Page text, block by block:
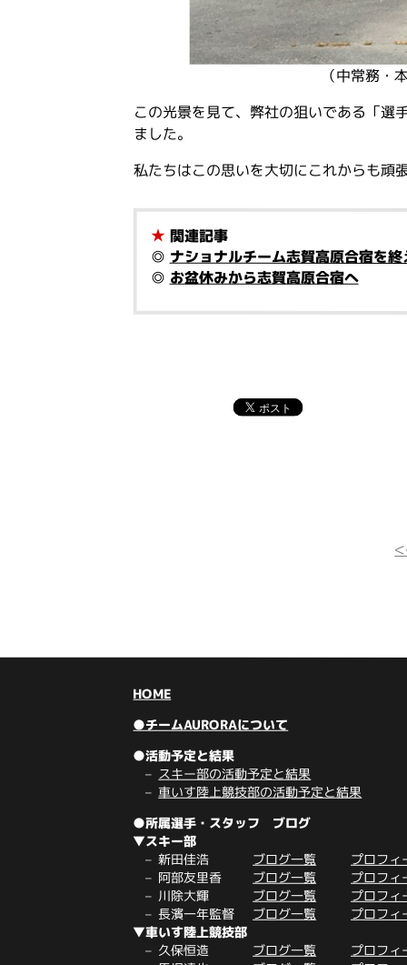
（中常務・
この光景を見て、弊社の狙いである「選
ました。
私たちはこの思いを大切にこれからも頑
★ 関連記事
◎ ナショナルチーム志賀高原合宿を終
◎ お盆休みから志賀高原合宿へ
HOME
●チームAURORAについて
●活動予定と結果
スキー部の活動予定と結果
車いす陸上競技部の活動予定と結果
●所属選手・スタッフ ブログ
▼スキー部
新田佳浩 ブログ一覧 プロフィ
阿部友里香 ブログ一覧 プロフィ
川除大輝 ブログ一覧
プロフィ
長濱一年監督
ブログ一覧 プロフィ
▼車いす陸上競技部
久保恒造 ブログ一覧 プロフィ